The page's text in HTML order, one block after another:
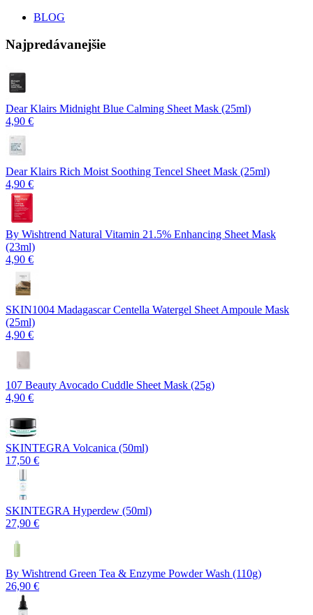
BLOG
Najpredávanejšie
Dear Klairs Midnight Blue Calming Sheet Mask (25ml)
4,90 €
Dear Klairs Rich Moist Soothing Tencel Sheet Mask (25ml)
4,90 €
By Wishtrend Natural Vitamin 21.5% Enhancing Sheet Mask
(23ml)
4,90 €
SKIN1004 Madagascar Centella Watergel Sheet Ampoule Mask
(25ml)
4,90 €
107 Beauty Avocado Cuddle Sheet Mask (25g)
4,90 €
SKINTEGRA Volcanica (50ml)
17,50 €
SKINTEGRA Hyperdew (50ml)
27,90 €
By Wishtrend Green Tea & Enzyme Powder Wash (110g)
26,90 €